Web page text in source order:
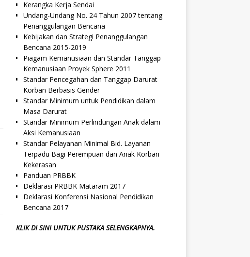
Kerangka Kerja Sendai
Undang-Undang No. 24 Tahun 2007 tentang
Penanggulangan Bencana
Kebijakan dan Strategi Penanggulangan
Bencana 2015-2019
Piagam Kemanusiaan dan Standar Tanggap
Kemanusiaan Proyek Sphere 2011
Standar Pencegahan dan Tanggap Darurat
Korban Berbasis Gender
Standar Minimum untuk Pendidikan dalam
Masa Darurat
Standar Minimum Perlindungan Anak dalam
Aksi Kemanusiaan
Standar Pelayanan Minimal Bid. Layanan
Terpadu Bagi Perempuan dan Anak Korban
Kekerasan
Panduan PRBBK
Deklarasi PRBBK Mataram 2017
Deklarasi Konferensi Nasional Pendidikan
Bencana 2017
KLIK DI SINI UNTUK PUSTAKA SELENGKAPNYA.